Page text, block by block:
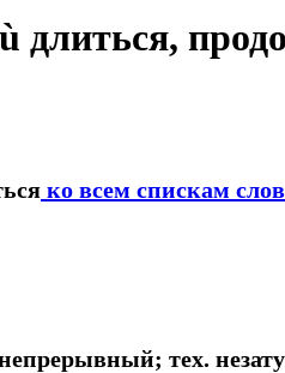
ко всем спискам
непрерывный; тех.